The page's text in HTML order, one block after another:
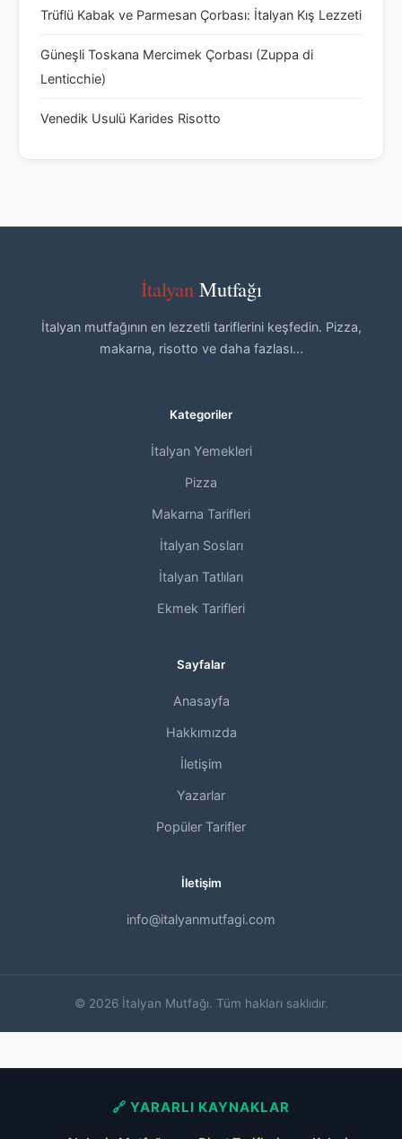
Trüflü Kabak ve Parmesan Çorbası: İtalyan Kış Lezzeti
Güneşli Toskana Mercimek Çorbası (Zuppa di
Lenticchie)
Venedik Usulü Karides Risotto
İtalyanMutfağı
İtalyan mutfağının en lezzetli tariflerini keşfedin. Pizza,
makarna, risotto ve daha fazlası...
Kategoriler
İtalyan Yemekleri
Pizza
Makarna Tarifleri
İtalyan Sosları
İtalyan Tatlıları
Ekmek Tarifleri
Sayfalar
Anasayfa
Hakkımızda
İletişim
Yazarlar
Popüler Tarifler
İletişim
info@italyanmutfagi.com
© 2026 İtalyan Mutfağı. Tüm hakları saklıdır.
🔗 YARARLI KAYNAKLAR